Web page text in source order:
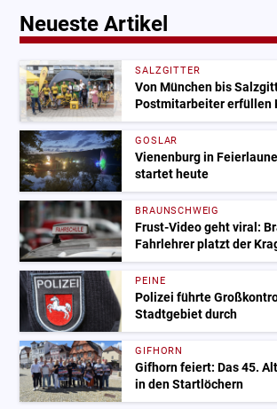
Neueste Artikel
SALZGITTER
Von München bis
Postmitarbeiter erfüllen
GOSLAR
Vienenburg in
startet heute
BRAUNSCHWEIG
Frust-Video geht viral:
Fahrlehrer platzt der
PEINE
Polizei führte
Stadtgebiet durch
GIFHORN
Gifhorn feiert: Das 45.
in den Startlöchern